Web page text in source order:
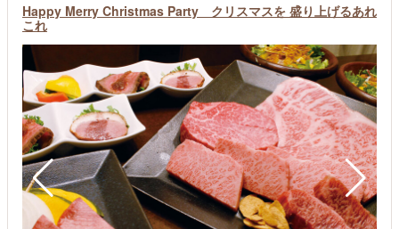
Happy Merry Christmas Party クリスマスを 盛り上げるあれ
これ